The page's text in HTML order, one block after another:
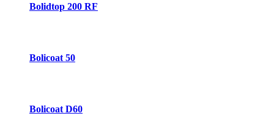
Bolidtop 200 RF
Bolicoat 50
Bolicoat D60